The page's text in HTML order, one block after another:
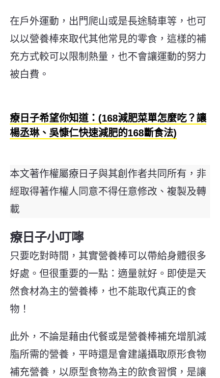
在戶外運動，出門爬山或是長途騎車等，也可
以以營養棒來取代其他常見的零食，這樣的補
充方式較可以限制熱量，也不會讓運動的努力
被白費。
療日子希望你知道：(168減肥菜單怎麼吃？讓
楊丞琳、吳慷仁快速減肥的168斷食法)
本文著作權屬療日子與其創作者共同所有，非
經取得著作權人同意不得任意修改、複製及轉
載
療日子小叮嚀
只要吃對時間，其實營養棒可以帶給身體很多
好處。但很重要的一點：適量就好。即使是天
然食材為主的營養棒，也不能取代真正的食
物！
此外，不論是藉由代餐或是營養棒補充增肌減
脂所需的營養，平時還是會建議攝取原形食物
補充營養， 以原型食物為主的飲食習慣，是讓